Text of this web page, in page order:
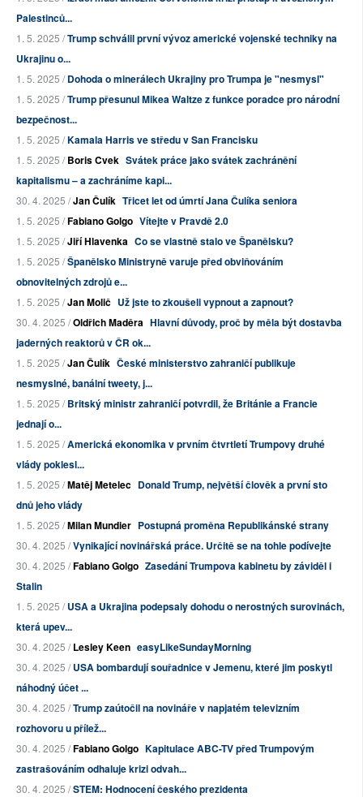
Palestinců...
1. 5. 2025 /Trump schválil první vývoz americké vojenské techniky na
Ukrajinu o...
1. 5. 2025 /Dohoda o minerálech Ukrajiny pro Trumpa je "nesmysl"
1. 5. 2025 /Trump přesunul Mikea Waltze z funkce poradce pro národní
bezpečnost...
1. 5. 2025 /Kamala Harris ve středu v San Francisku
1. 5. 2025 /Boris Cvek Svátek práce jako svátek zachránění
kapitalismu – a zachráníme kapi...
30. 4. 2025 /Jan Čulík Třicet let od úmrtí Jana Čulíka seniora
1. 5. 2025 /Fabiano Golgo Vítejte v Pravdě 2.0
1. 5. 2025 /Jiří Hlavenka Co se vlastně stalo ve Španělsku?
1. 5. 2025 /Španělsko Ministryně varuje před obviňováním
obnovitelných zdrojů e...
1. 5. 2025 /Jan Molič Už jste to zkoušeli vypnout a zapnout?
30. 4. 2025 /Oldřich Maděra Hlavní důvody, proč by měla být dostavba
jaderných reaktorů v ČR ok...
1. 5. 2025 /Jan Čulík České ministerstvo zahraničí publikuje
nesmyslné, banální tweety, j...
1. 5. 2025 /Britský ministr zahraničí potvrdil, že Británie a Francie
jednají o...
1. 5. 2025 /Americká ekonomika v prvním čtvrtletí Trumpovy druhé
vlády poklesl...
1. 5. 2025 /Matěj Metelec Donald Trump, největší člověk a první sto
dnů jeho vlády
1. 5. 2025 /Milan Mundier Postupná proměna Republikánské strany
30. 4. 2025 /Vynikající novinářská práce. Určitě se na tohle podívejte
30. 4. 2025 /Fabiano Golgo Zasedání Trumpova kabinetu by záviděl i
Stalin
1. 5. 2025 /USA a Ukrajina podepsaly dohodu o nerostných surovinách,
která upev...
30. 4. 2025 /Lesley Keen easyLikeSundayMorning
30. 4. 2025 /USA bombardují souřadnice v Jemenu, které jim poskytl
náhodný účet ...
30. 4. 2025 /Trump zaútočil na novináře v napjatém televizním
rozhovoru u přílež...
30. 4. 2025 /Fabiano Golgo Kapitulace ABC-TV před Trumpovým
zastrašováním odhaluje krizi odvah...
30. 4. 2025 /STEM: Hodnocení českého prezidenta